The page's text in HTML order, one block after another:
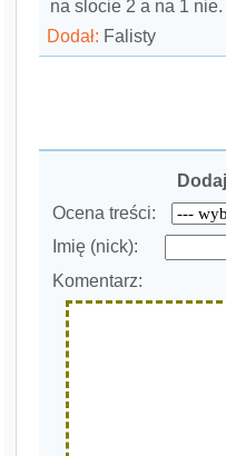
na slocie 2 a na 1 nie.
Dodał: Falisty
Ocena treści:
Imię (nick):
Komentarz: